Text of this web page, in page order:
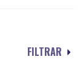
FILTRAR